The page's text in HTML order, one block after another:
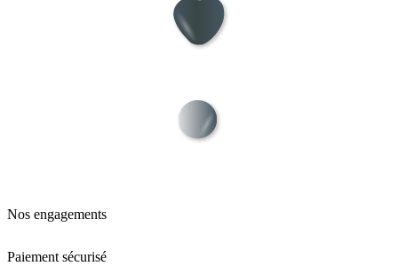
Nos engagements
Paiement sécurisé